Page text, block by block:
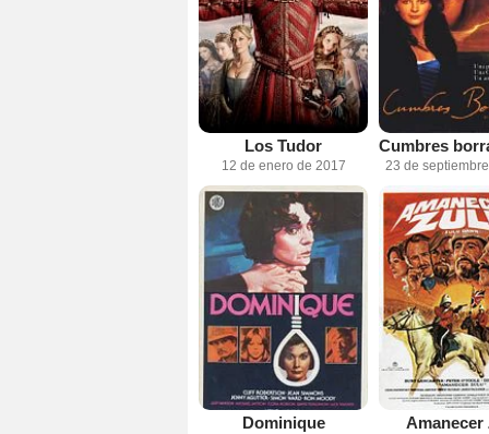
Los Tudor
12 de enero de 2017
Cumbres
23 de
Dominique Amanecer